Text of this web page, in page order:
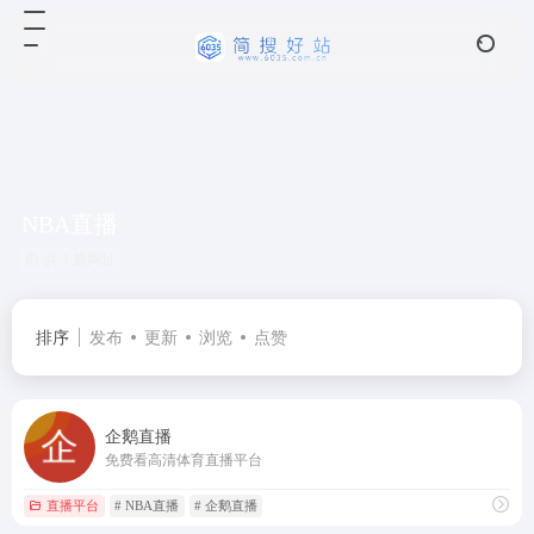
排序 发布 更新 浏览 点赞
企鹅直播
免费看高清体育直播平台
直播平台 # NBA直播 # 企鹅直播